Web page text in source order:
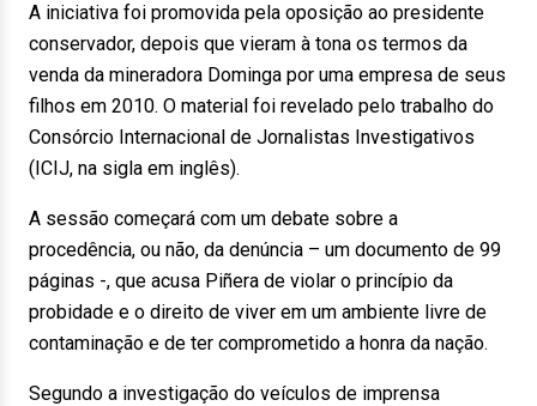
A iniciativa foi promovida pela oposição ao presidente
conservador, depois que vieram à tona os termos da
venda da mineradora Dominga por uma empresa de seus
filhos em 2010. O material foi revelado pelo trabalho do
Consórcio Internacional de Jornalistas Investigativos
(ICIJ, na sigla em inglês).
A sessão começará com um debate sobre a
procedência, ou não, da denúncia – um documento de 99
páginas -, que acusa Piñera de violar o princípio da
probidade e o direito de viver em um ambiente livre de
contaminação e de ter comprometido a honra da nação.
Segundo a investigação do veículos de imprensa